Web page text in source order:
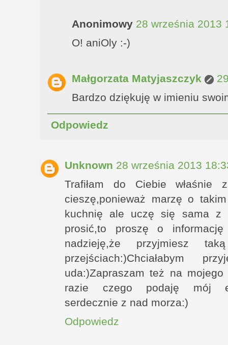
Anonimowy 28 września 2013
O! aniOly :-)
Małgorzata Matyjaszczyk
Bardzo dziękuję w imieniu
Odpowiedz
Unknown 28 września 2013
Trafiłam do Ciebie
cieszę,ponieważ marzę o
kuchnię ale uczę się sama z
prosić,to proszę o
nadzieję,że przyjmiesz
przejściach:)Chciałabym
uda:)Zapraszam też na
razie czego podaję mój
serdecznie z nad morza:)
Odpowiedz